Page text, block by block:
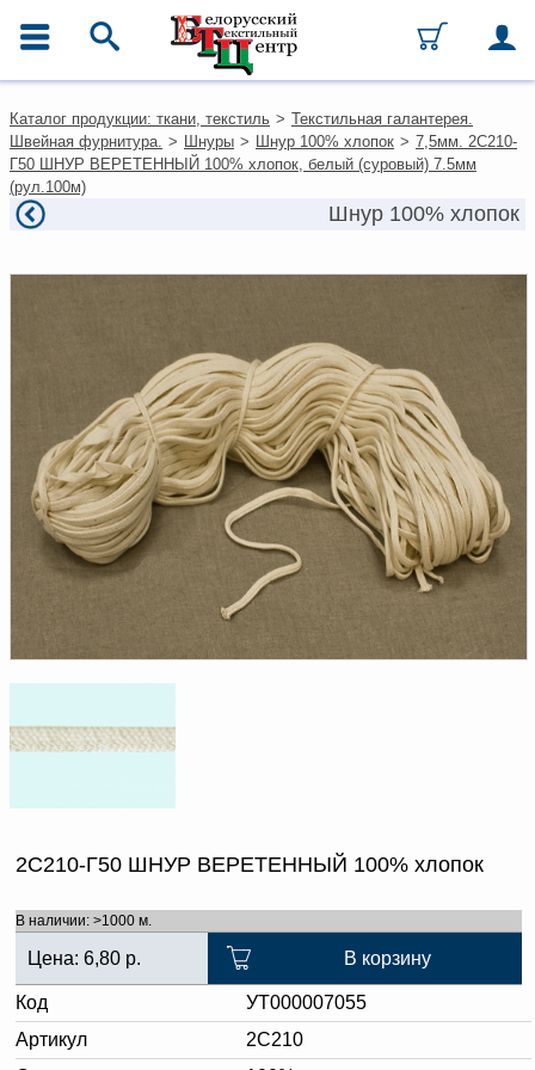
Каталог
Ткани
Домашний текстиль
Одежда
Ковры
гостиниц
Условия работы
Оплата и доставка
Как оформить заказ
Вакансии
Как нас найти
Написать нам
Доверенность на
получение груза
Документы по работе с
персональными данными
Письмо руководителю
Вопросы и ответы
Новости | Статьи
Каталог продукции: ткани, текстиль > Текстильная галантерея.
Швейная фурнитура. > Шнуры > Шнур 100% хлопок > 7,5мм. 2С210-
Г50 ШНУР ВЕРЕТЕННЫЙ 100% хлопок, белый (суровый) 7.5мм
(рул.100м)
Шнур 100% хлопок
2С210-Г50 ШНУР ВЕРЕТЕННЫЙ 100% хлопок
В наличии: >1000 м.
Цена: 6,80 р. В корзину
Код
УТ000007055
Артикул
2С210